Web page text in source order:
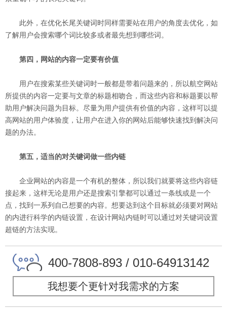
此外，在优化长尾关键词时同样需要站在用户的角度去优化，如
了解用户会搜索哪个词比较多或者最先想到哪些词。
第四，网站的内容一定要有价值
用户在搜索某些关键词时一般都是带着问题来的，所以航空网站
所提供的内容一定要与文章的标题相吻合，而这些内容和标题要以帮
助用户解决问题为目标。尽量为用户提供有价值的内容，这样可以提
高网站的用户体验度，让用户在进入你的网站后能够快速找到解决问
题的办法。
第五，适当的对关键词做一些内链
企业网站的内容是一个有机的整体，所以我们就要将这些内容链
接起来，这样无论是用户还是搜索引擎都可以通过一条线或是一个
点，找到一系列自己想要的内容。想要达到这个目标就必须要对网站
的内进行科学的内链设置，在设计网站内链时可以通过对关键词设置
超链的方法实现。
400-7808-893 / 010-64913142
我想要个更针对我需求的方案